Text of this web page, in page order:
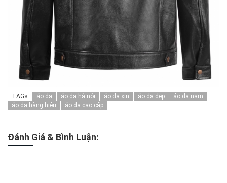
TAGs áo da áo da hà nội áo da xịn áo da đẹp
áo da nam
áo da hàng hiệu
áo da cao cấp
Đánh Giá & Bình Luận: